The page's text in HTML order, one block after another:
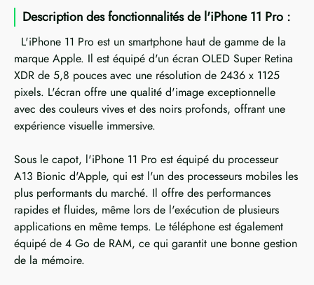
Description des fonctionnalités de l'iPhone 11 Pro :
L'iPhone 11 Pro est un smartphone haut de gamme de la
marque Apple. Il est équipé d'un écran OLED Super Retina
XDR de 5,8 pouces avec une résolution de 2436 x 1125
pixels. L'écran offre une qualité d'image exceptionnelle
avec des couleurs vives et des noirs profonds, offrant une
expérience visuelle immersive.
Sous le capot, l'iPhone 11 Pro est équipé du processeur
A13 Bionic d'Apple, qui est l'un des processeurs mobiles les
plus performants du marché. Il offre des performances
rapides et fluides, même lors de l'exécution de plusieurs
applications en même temps. Le téléphone est également
équipé de 4 Go de RAM, ce qui garantit une bonne gestion
de la mémoire.